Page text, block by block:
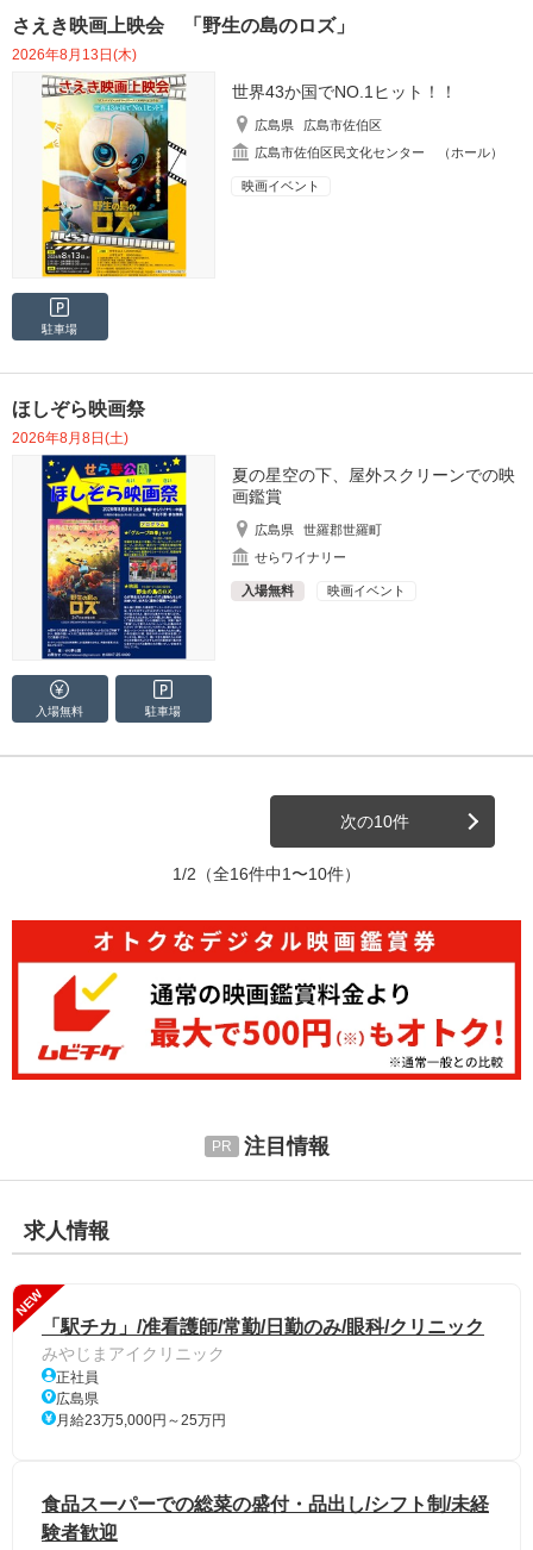
さえき映画上映会 「野生の島のロズ」
2026年8月13日(木)
世界43か国でNO.1ヒット！！
広島県
広島市佐伯区
広島市佐伯区民文化センター （ホール）
映画イベント
駐車場
ほしぞら映画祭
2026年8月8日(土)
夏の星空の下、屋外スクリーンでの映
画鑑賞
広島県
世羅郡世羅町
せらワイナリー
入場無料 映画イベント
入場無料 駐車場
次の10件
1/2 （全16件中1〜10件）
注目情報
求人情報
NEW
「駅チカ」/准看護師/常勤/日勤のみ/眼科/クリニック
みやじまアイクリニック
正社員
広島県
月給23万5,000円～25万円
食品スーパーでの総菜の盛付・品出し/シフト制/未経
験者歓迎